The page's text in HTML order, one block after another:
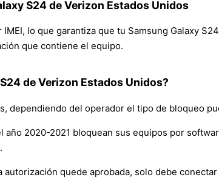
S24 de Verizon Estados Unidos
lo que garantiza que tu Samsung Galaxy
que contiene el equipo.
de Verizon Estados Unidos?
dependiendo del operador el tipo de bloqueo
2020-2021 bloquean sus equipos por
quede aprobada, solo debe